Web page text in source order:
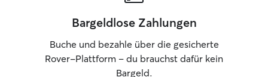
Bargeldlose Zahlungen
Buche und bezahle über die gesicherte
Rover-Plattform – du brauchst dafür kein
Bargeld.